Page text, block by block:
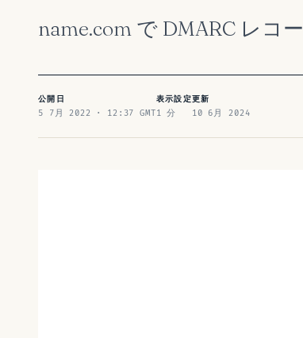
name.com で DMARC レコー
公開日
5 7月 2022 · 12:37 GMT
表示設定
1 分
更新
10 6月 2024